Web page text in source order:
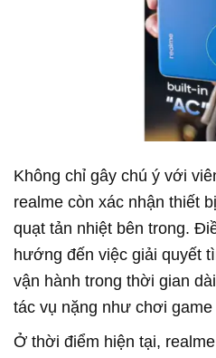
Không chỉ gây chú ý với
realme còn xác nhận thiết
quạt tản nhiệt bên trong.
hướng đến việc giải quyết
vận hành trong thời gian
tác vụ nặng như chơi
Ở thời điểm hiện tại, realme